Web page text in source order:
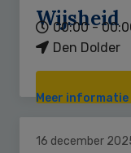
Wijsheid
00:00 -
Den Dolder
Meer informatie
16 december